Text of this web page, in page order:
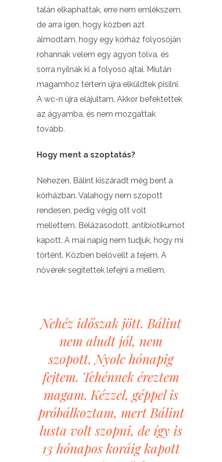
talán elkaphattak, erre nem emlékszem,
de arra igen, hogy közben azt
álmodtam, hogy egy kórház folyosóján
rohannak velem egy ágyon tolva, és
sorra nyílnak ki a folyosó ajtai. Miután
magamhoz tértem újra elküldtek pisilni.
A wc-n újra elájultam. Akkor befektettek
az ágyamba, és nem mozgattak
tovább.
Hogy ment a szoptatás?
Nehezen. Bálint kiszáradt még bent a
kórházban. Valahogy nem szopott
rendesen, pedig végig ott volt
mellettem. Belázasodott, antibiotikumot
kapott. A mai napig nem tudjuk, hogy mi
történt. Közben belövellt a tejem. A
nővérek segítettek lefejni a mellem.
Nehéz időszak jött. Bálint
nem aludt jól, nem
szopott. Nyolc hónapig
fejtem. Tehénnek éreztem
magam. Kézzel, géppel is
próbálkoztam, mert Bálint
lusta volt szopni, de így is
13 hónapos koráig kapott